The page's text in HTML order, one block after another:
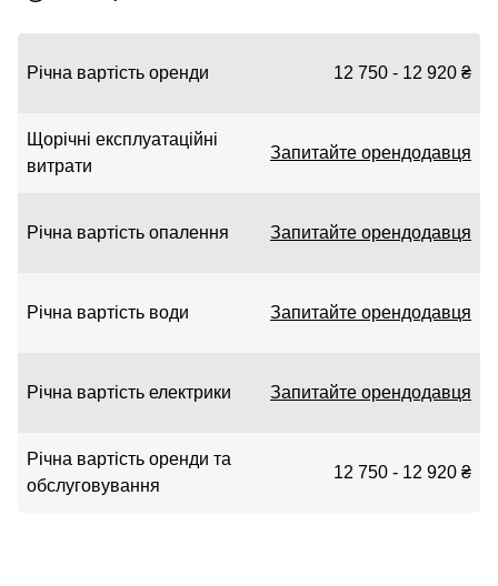
Річна вартість оренди 12 750 - 12 920 ₴
Щорічні експлуатаційні
витрати
Запитайте орендодавця
Річна вартість опалення Запитайте орендодавця
Річна вартість води Запитайте орендодавця
Річна вартість електрики Запитайте орендодавця
Річна вартість оренди та
обслуговування
12 750 - 12 920 ₴